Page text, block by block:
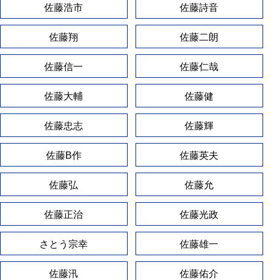
佐藤浩市 佐藤詩音
佐藤翔 佐藤二朗
佐藤信一 佐藤仁哉
佐藤大輔 佐藤健
佐藤忠志 佐藤輝
佐藤B作 佐藤英夫
佐藤弘 佐藤允
佐藤正治 佐藤光政
さとう宗幸 佐藤雄一
佐藤汛 佐藤佑介